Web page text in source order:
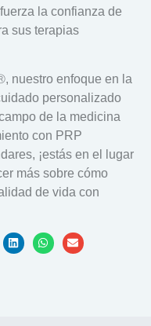
la confianza de
sus terapias
, nuestro enfoque en la
personalizado
de la medicina
con PRP
¡estás en el lugar
más sobre cómo
de vida con